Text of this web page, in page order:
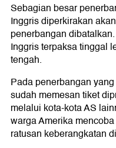
Sebagian besar
Inggris diperkirakan
penerbangan
Inggris terpaksa tinggal
tengah.
Pada penerbangan
sudah memesan tiket
melalui kota-kota AS
warga Amerika
ratusan keberangkatan